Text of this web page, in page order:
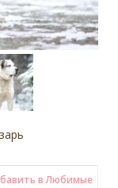
в Любимые